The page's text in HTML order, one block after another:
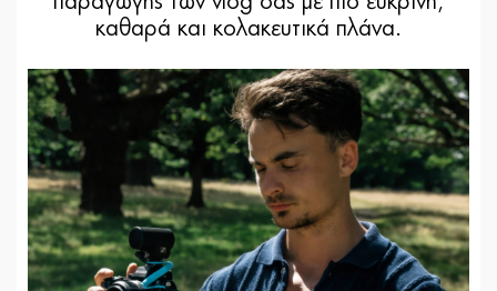
καθαρά και κολακευτικά πλάνα.